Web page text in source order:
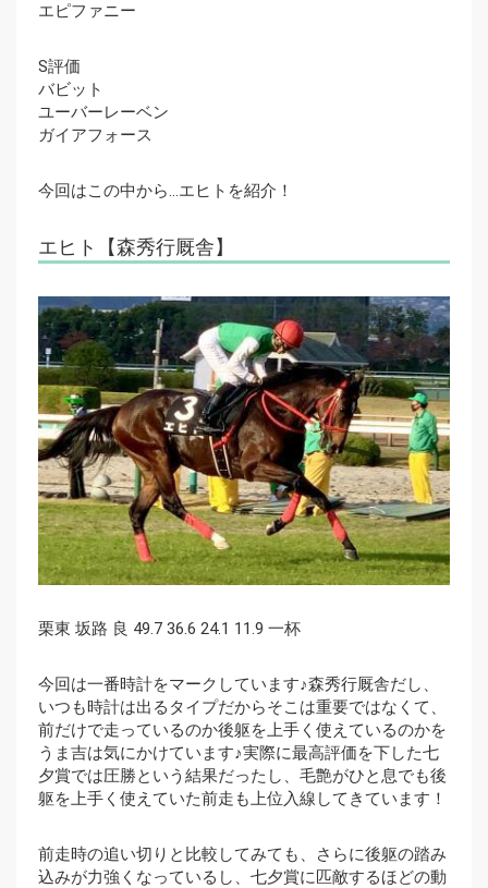
エピファニー
S評価
バビット
ユーバーレーベン
ガイアフォース
今回はこの中から…エヒトを紹介！
エヒト【森秀行厩舎】
栗東 坂路 良 49.7 36.6 24.1 11.9 一杯
今回は一番時計をマークしています♪森秀行厩舎だし、
いつも時計は出るタイプだからそこは重要ではなくて、
前だけで走っているのか後躯を上手く使えているのかを
うま吉は気にかけています♪実際に最高評価を下した七
夕賞では圧勝という結果だったし、毛艶がひと息でも後
躯を上手く使えていた前走も上位入線してきています！
前走時の追い切りと比較してみても、さらに後躯の踏み
込みが力強くなっているし、七夕賞に匹敵するほどの動